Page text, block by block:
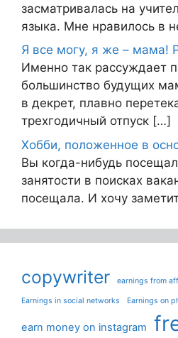
засматривалась на
языка. Мне нравилось в
Я все могу, я же – мама!
Именно так рассуждает
большинство будущих
в декрет, плавно
трехгодичный отпуск […]
Хобби, положенное в
Вы когда-нибудь
занятости в поисках
посещала. И хочу
copywriter earnings from
Earnings in social networks Earnings on
earn money on instagram